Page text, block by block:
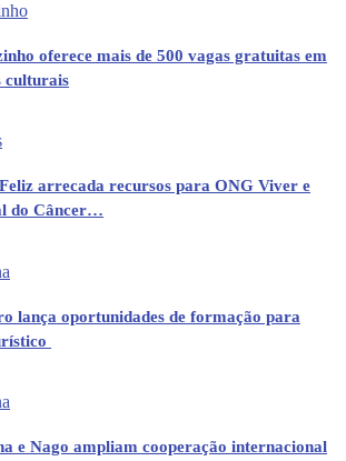
oferece mais de 500 vagas gratuitas em
culturais
arrecada recursos para ONG Viver e
do Câncer…
lança oportunidades de formação para
e Nago ampliam cooperação internacional